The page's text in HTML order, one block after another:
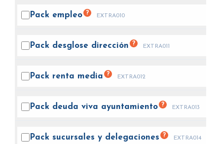
Pack empleo ? EXTRA010
Pack desglose dirección ? EXTRA011
Pack renta media ? EXTRA012
Pack deuda viva ayuntamiento ? EXTRA013
Pack sucursales y delegaciones ? EXTRA014